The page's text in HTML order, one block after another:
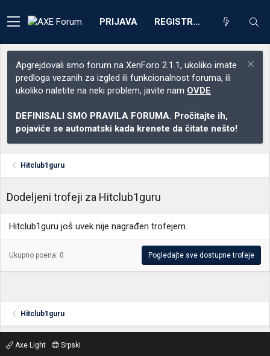
PRIJAVA REGISTRACIJA
Apgrejdovali smo forum na XenForo 2.1.1, ukoliko imate
predloga vezanih za izgled ili funkcionalnost foruma, ili
ukoliko naletite na neki problem, javite nam OVDE
DEFINISALI SMO PRAVILA FORUMA. Pročitajte ih,
pojaviće se automatski kada krenete da čitate nešto!
Hitclub1guru
Dodeljeni trofeji za Hitclub1guru
Hitclub1guru još uvek nije nagrađen trofejem.
Ukupno poena: 0 Pogledajte sve dostupne trofeje
Hitclub1guru
Axe Light
Srpski